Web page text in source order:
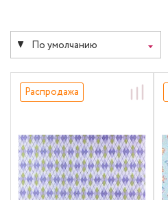
По умолчанию
Распродажа